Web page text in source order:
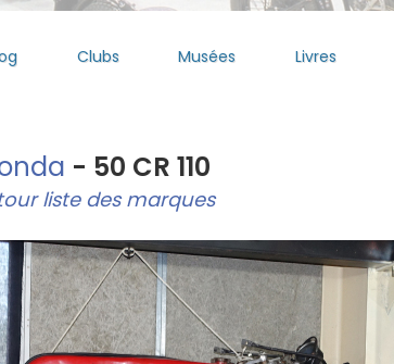
Clubs Musées Livres
- 50 CR 110
liste des marques